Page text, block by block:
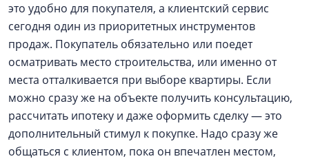
это удобно для покупателя, а клиентский сервис
сегодня один из приоритетных инструментов
продаж. Покупатель обязательно или поедет
осматривать место строительства, или именно от
места отталкивается при выборе квартиры. Если
можно сразу же на объекте получить консультацию,
рассчитать ипотеку и даже оформить сделку — это
дополнительный стимул к покупке. Надо сразу же
общаться с клиентом, пока он впечатлен местом,